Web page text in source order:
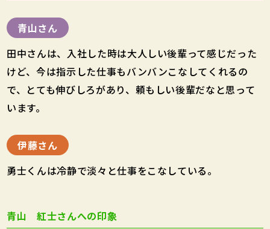
青山さん
田中さんは、入社した時は大人しい後輩って感じだった
けど、今は指示した仕事もバンバンこなしてくれるの
で、とても伸びしろがあり、頼もしい後輩だなと思って
います。
伊藤さん
勇士くんは冷静で淡々と仕事をこなしている。
青山 紅士さんへの印象